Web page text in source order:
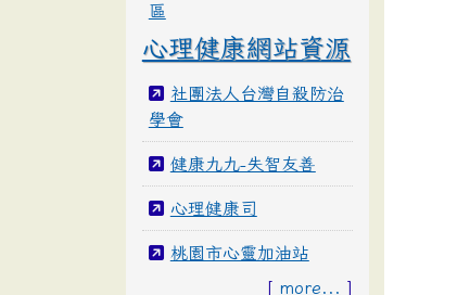
區
心理健康網站資源
社團法人台灣自殺防治
學會
健康九九-失智友善
心理健康司
桃園市心靈加油站
[ more... ]